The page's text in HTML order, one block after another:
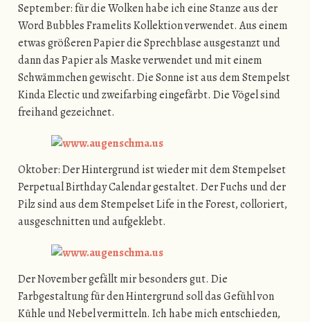
September: für die Wolken habe ich eine Stanze aus der
Word Bubbles Framelits Kollektion verwendet. Aus einem
etwas größeren Papier die Sprechblase ausgestanzt und
dann das Papier als Maske verwendet und mit einem
Schwämmchen gewischt. Die Sonne ist aus dem Stempelst
Kinda Electic und zweifarbing eingefärbt. Die Vögel sind
freihand gezeichnet.
Oktober: Der Hintergrund ist wieder mit dem Stempelset
Perpetual Birthday Calendar gestaltet. Der Fuchs und der
Pilz sind aus dem Stempelset Life in the Forest, colloriert,
ausgeschnitten und aufgeklebt.
Der November gefällt mir besonders gut. Die
Farbgestaltung für den Hintergrund soll das Gefühl von
Kühle und Nebel vermitteln. Ich habe mich entschieden,